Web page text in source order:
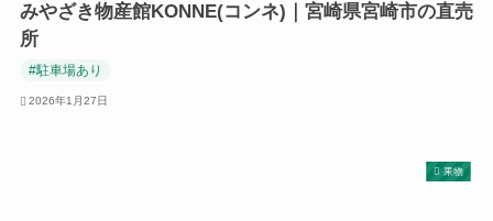
みやざき物産館KONNE(コンネ)｜宮崎県宮崎市の直売
所
#駐車場あり
2026年1月27日
果物